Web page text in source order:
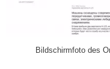
Bildschirmfoto des